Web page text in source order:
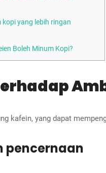
kopi yang lebih ringan
Boleh Minum Kopi?
kafein, yang dapat
pencernaan